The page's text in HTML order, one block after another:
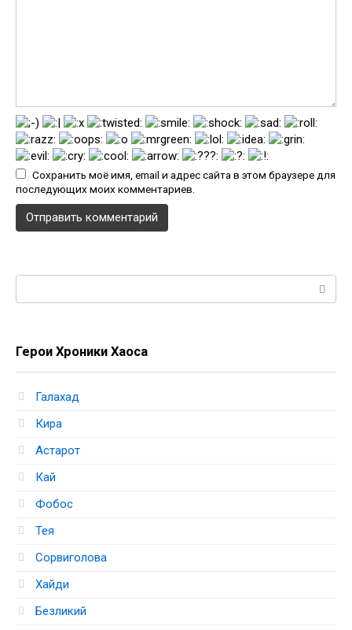
Сохранить моё имя, email и адрес сайта в этом браузере для
последующих моих комментариев.
Герои Хроники Хаоса
Галахад
Кира
Астарот
Кай
Фобос
Тея
Сорвиголова
Хайди
Безликий